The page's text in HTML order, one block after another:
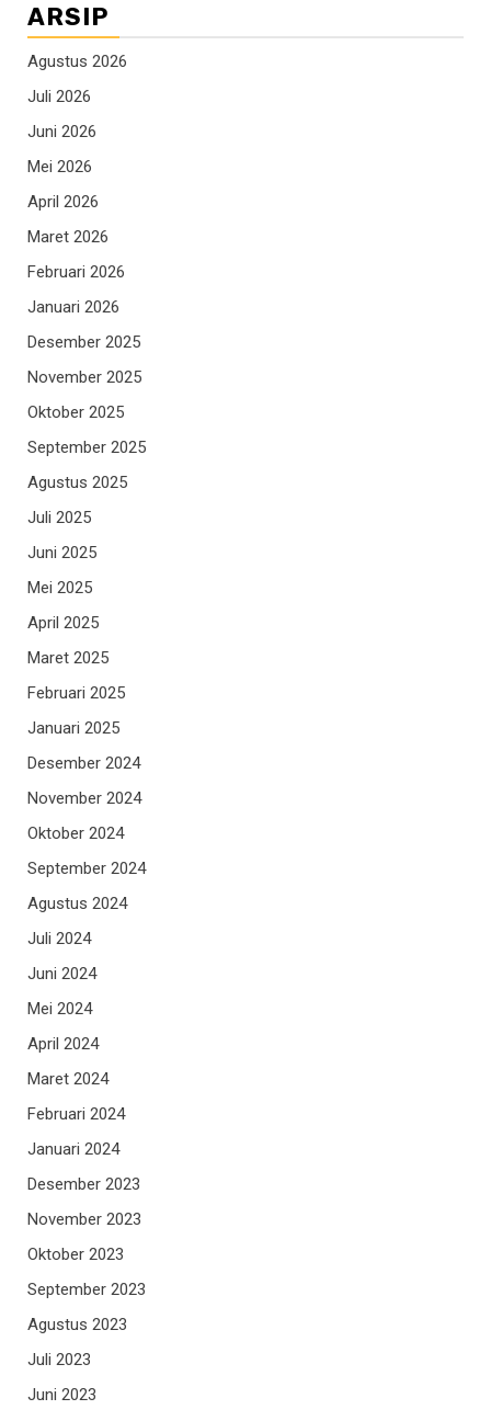
ARSIP
Agustus 2026
Juli 2026
Juni 2026
Mei 2026
April 2026
Maret 2026
Februari 2026
Januari 2026
Desember 2025
November 2025
Oktober 2025
September 2025
Agustus 2025
Juli 2025
Juni 2025
Mei 2025
April 2025
Maret 2025
Februari 2025
Januari 2025
Desember 2024
November 2024
Oktober 2024
September 2024
Agustus 2024
Juli 2024
Juni 2024
Mei 2024
April 2024
Maret 2024
Februari 2024
Januari 2024
Desember 2023
November 2023
Oktober 2023
September 2023
Agustus 2023
Juli 2023
Juni 2023